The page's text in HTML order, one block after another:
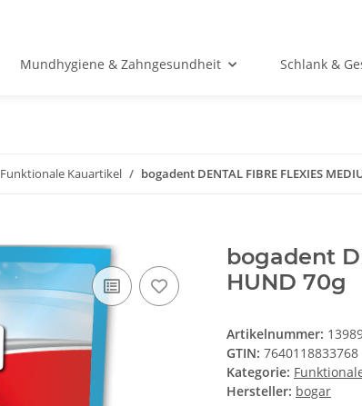
Mundhygiene & Zahngesundheit Schlank &
Funktionale Kauartikel bogadent DENTAL FIBRE FLEXIES
bogadent
HUND 70g
Artikelnummer:
GTIN: 7640118833768
Kategorie:
Hersteller: bogar